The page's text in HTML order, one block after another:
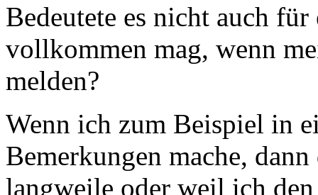
Bedeutete es nicht auch
vollkommen mag, wenn
melden?
Wenn ich zum Beispiel in
Bemerkungen mache,
langweile oder weil ich